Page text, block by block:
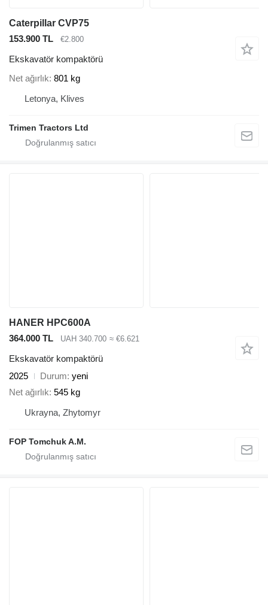
Caterpillar CVP75
153.900 TL
€2.800
Ekskavatör kompaktörü
Net ağırlık 801 kg
Letonya, Klives
Trimen Tractors Ltd
HANER HPC600A
364.000 TL
UAH 340.700 ≈ €6.621
Ekskavatör kompaktörü
2025
Durum yeni
Net ağırlık 545 kg
Ukrayna, Zhytomyr
FOP Tomchuk A.M.